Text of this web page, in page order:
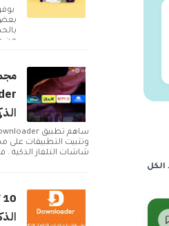
بعض
من
وتثبيت التطبيقات على
شاشات التلفاز الذكية